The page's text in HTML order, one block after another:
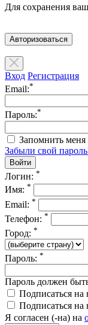
Для сохранения
Авторизоваться
Вход Регистрация
Email:*
Пароль:*
Запомнить меня
Забыли свой
Логин: *
Имя: *
Email: *
Телефон: *
Город: *
Пароль: *
Пароль должен
Подписаться
Подписаться
Я согласен (-на) на